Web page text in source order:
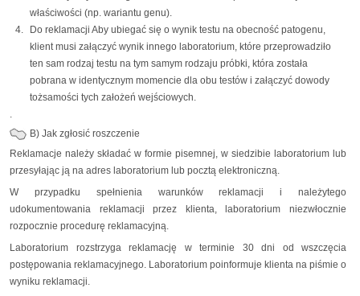
właściwości (np. wariantu genu).
Do reklamacji Aby ubiegać się o wynik testu na obecność patogenu,
klient musi załączyć wynik innego laboratorium, które przeprowadziło
ten sam rodzaj testu na tym samym rodzaju próbki, która została
pobrana w identycznym momencie dla obu testów i załączyć dowody
tożsamości tych założeń wejściowych.
B) Jak zgłosić roszczenie
Reklamacje należy składać w formie pisemnej, w siedzibie laboratorium lub
przesyłając ją na adres laboratorium lub pocztą elektroniczną.
W przypadku spełnienia warunków reklamacji i należytego
udokumentowania reklamacji przez klienta, laboratorium niezwłocznie
rozpocznie procedurę reklamacyjną.
Laboratorium rozstrzyga reklamację w terminie 30 dni od wszczęcia
postępowania reklamacyjnego. Laboratorium poinformuje klienta na piśmie o
wyniku reklamacji.